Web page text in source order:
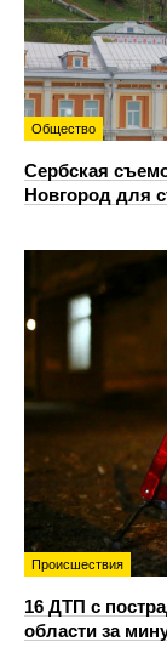
Общество
Сербская
Новгород для
Происшествия
16 ДТП с
области за